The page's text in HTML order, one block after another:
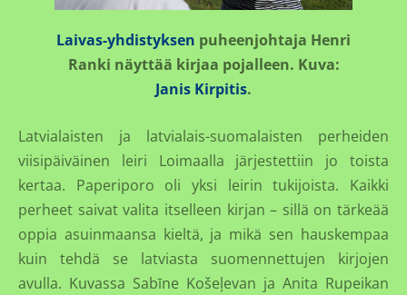
Laivas-yhdistyksen puheenjohtaja Henri
Ranki näyttää kirjaa pojalleen. Kuva:
Janis Kirpitis.
Latvialaisten ja latvialais-suomalaisten perheiden
viisipäiväinen leiri Loimaalla järjestettiin jo toista
kertaa. Paperiporo oli yksi leirin tukijoista. Kaikki
perheet saivat valita itselleen kirjan – sillä on tärkeää
oppia asuinmaansa kieltä, ja mikä sen hauskempaa
kuin tehdä se latviasta suomennettujen kirjojen
avulla. Kuvassa Sabīne Košeļevan ja Anita Rupeikan